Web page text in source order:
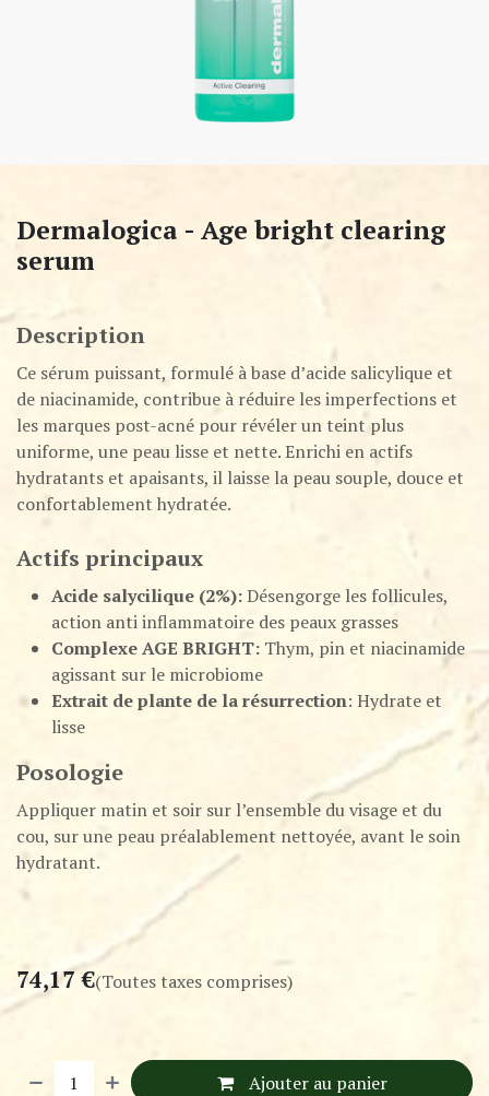
Dermalogica - Age bright clearing
serum
Description
Ce sérum puissant, formulé à base d’acide salicylique et
de niacinamide, contribue à réduire les imperfections et
les marques post-acné pour révéler un teint plus
uniforme, une peau lisse et nette. Enrichi en actifs
hydratants et apaisants, il laisse la peau souple, douce et
confortablement hydratée.
Actifs principaux
Acide salycilique (2%):Désengorge les follicules,
action anti inflammatoire des peaux grasses
Complexe AGE BRIGHT: Thym, pin et niacinamide
agissant sur le microbiome
Extrait de plante de la résurrection: Hydrate et
lisse
Posologie
Appliquer matin et soir sur l’ensemble du visage et du
cou, sur une peau préalablement nettoyée, avant le soin
hydratant.
74,17€(Toutes taxes comprises)
Ajouter au panier